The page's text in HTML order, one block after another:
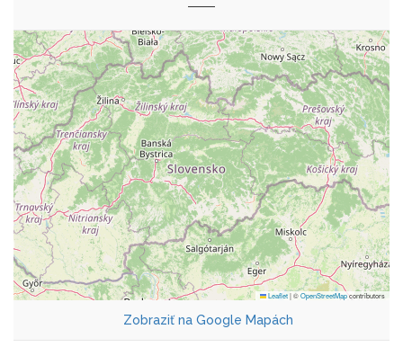
Leaflet|©OpenStreetMapcontributors
Zobraziť na Google Mapách